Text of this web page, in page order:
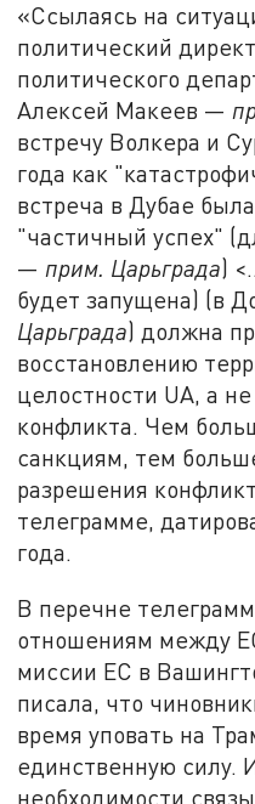
«Ссылаясь на
политический
политического
Алексей Макеев —
встречу Волкера и
года как
встреча в Дубае
"частичный успех"
— прим. Царьграда)
будет запущена) (в
Царьграда) должна
восстановлению
целостности UA, а
конфликта. Чем
санкциям, тем
разрешения
телеграмме,
года.
В перечне
отношениям между
миссии ЕС в
писала, что
время уповать на
единственную силу.
необходимости